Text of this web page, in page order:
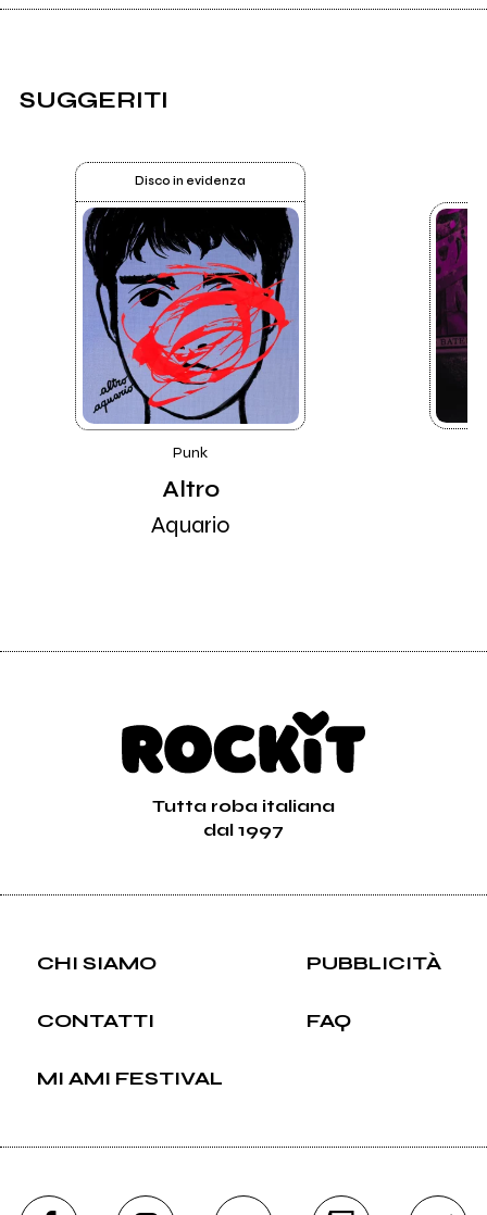
SUGGERITI
Disco in evidenza
Punk
Altro
Aquario
Tutta roba italiana
dal 1997
CHI SIAMO PUBBLICITÀ
CONTATTI FAQ
MI AMI FESTIVAL